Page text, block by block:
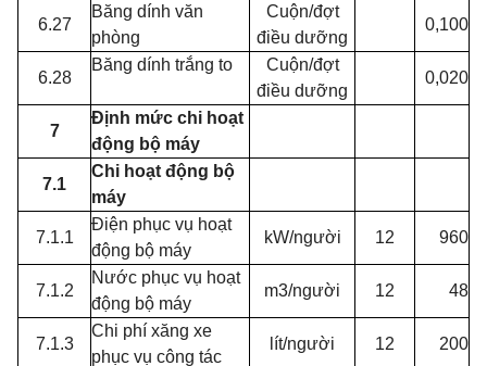
6.27
Băng dính văn
phòng
Cuộn/đợt
điều dưỡng
0,100
6.28
Băng dính trắng to
Cuộn/đợt
điều dưỡng
0,020
7
Định mức chi hoạt
động bộ máy
7.1
Chi hoạt động bộ
máy
7.1.1
Điện phục vụ hoạt
động bộ máy
kW/người 12 960
7.1.2
Nước phục vụ hoạt
động bộ máy
m3/người 12 48
7.1.3
Chi phí xăng xe
phục vụ công tác
lít/người 12 200